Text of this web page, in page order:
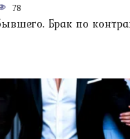
78
Брак по